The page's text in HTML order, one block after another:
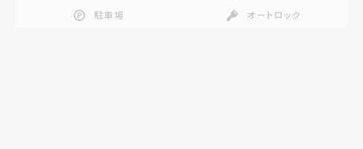
駐車場
オートロック